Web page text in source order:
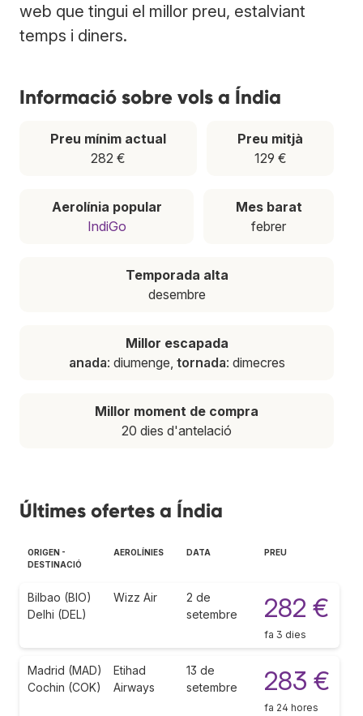
web que tingui el millor preu, estalviant
temps i diners.
Informació sobre vols a Índia
Preu mínim actual
282 €
Preu mitjà
129 €
Aerolínia popular
IndiGo
Mes barat
febrer
Temporada alta
desembre
Millor escapada
anada: diumenge, tornada: dimecres
Millor moment de compra
20 dies d'antelació
Últimes ofertes a Índia
ORIGEN -
DESTINACIÓ
AEROLÍNIES DATA PREU
Bilbao (BIO)
Delhi (DEL)
Wizz Air
2 de
setembre
282 €
fa 3 dies
Madrid (MAD)
Cochin (COK)
Etihad
Airways
13 de
setembre
283 €
fa 24 hores